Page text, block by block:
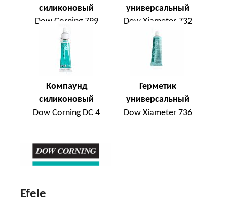
силиконовый
Dow Corning 799
универсальный
Dow Xiameter 732
Компаунд
силиконовый
Dow Corning DC 4
Герметик
универсальный
Dow Xiameter 736
Efele